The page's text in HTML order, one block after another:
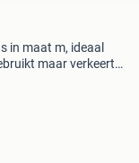
in maat m, ideaal
maar verkeert